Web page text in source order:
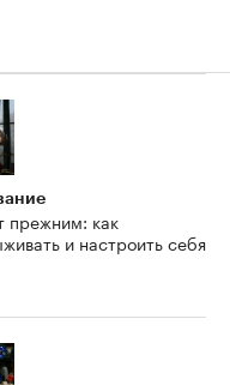
прежним: как
и настроить себя